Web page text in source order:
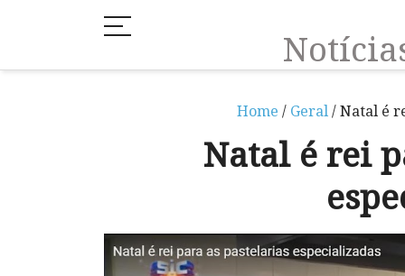
Home / Geral/ Natal é
Natal é rei